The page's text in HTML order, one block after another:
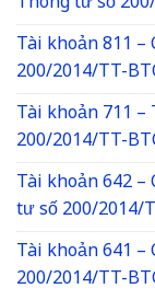
Tài khoản 811
200/2014/TT-
Tài khoản 711
200/2014/TT-
Tài khoản 642
tư số 200/2014/
Tài khoản 641
200/2014/TT-